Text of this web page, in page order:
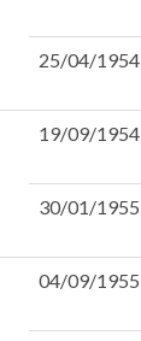
25/04/1954
19/09/1954
30/01/1955
04/09/1955